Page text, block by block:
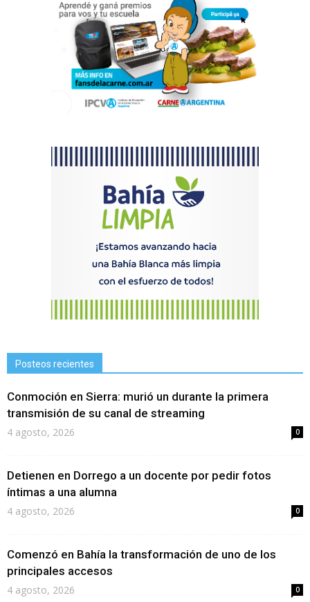
Posteos recientes
Conmoción en Sierra: murió un durante la primera
transmisión de su canal de streaming
4 agosto, 2026 0
Detienen en Dorrego a un docente por pedir fotos
íntimas a una alumna
4 agosto, 2026 0
Comenzó en Bahía la transformación de uno de los
principales accesos
4 agosto, 2026 0